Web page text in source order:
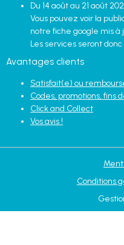
Du 14 août au 21 août
Vous pouvez voir la
notre fiche google mis
Les services seront
Avantages clients
Satisfait(e) ou
Codes, promotions, fins
Click and Collect
Vos avis !
Conditions